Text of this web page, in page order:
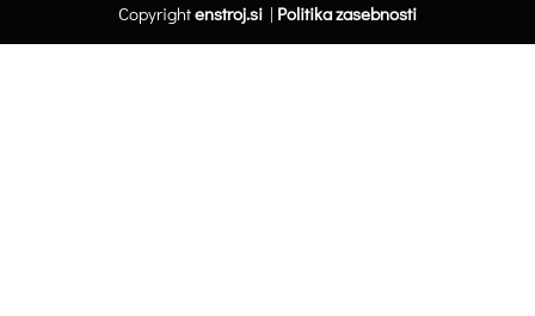
Copyrightenstroj.si| Politika zasebnosti